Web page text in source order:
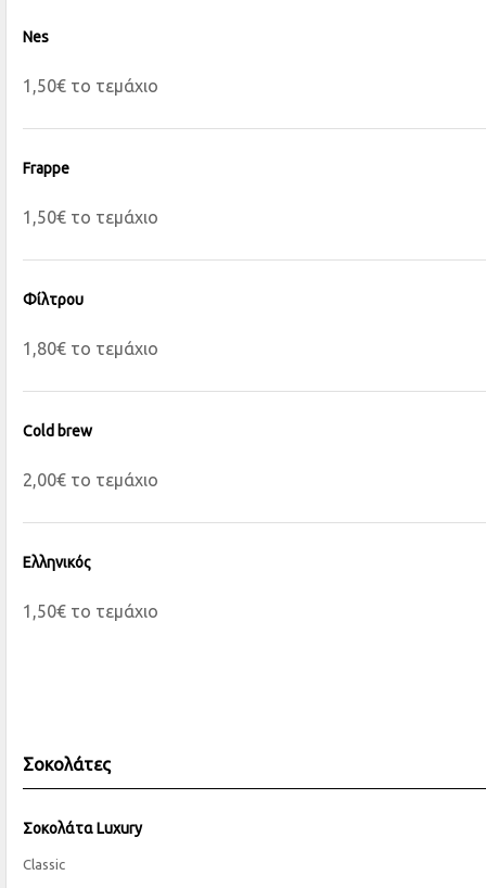
Nes
1,50€ το τεμάχιο
Frappe
1,50€ το τεμάχιο
Φίλτρου
1,80€ το τεμάχιο
Cold brew
2,00€ το τεμάχιο
Ελληνικός
1,50€ το τεμάχιο
Σοκολάτες
Σοκολάτα Luxury
Classic